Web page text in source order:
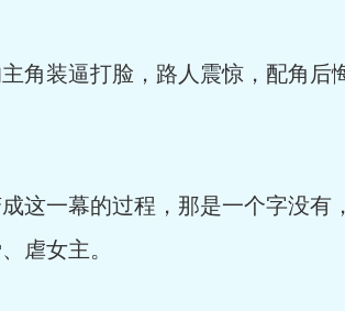
角装逼打脸，路人震惊，配角后
这一幕的过程，那是一个字没有
虐女主。